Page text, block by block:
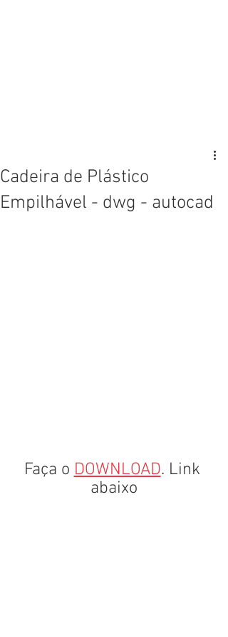
Cadeira de Plástico
Empilhável - dwg - autocad
Faça o DOWNLOAD. Link
abaixo